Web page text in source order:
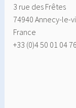
3 rue des Frêtes
74940 Annecy-le-
France
+33 (0)4 50 01 04 76